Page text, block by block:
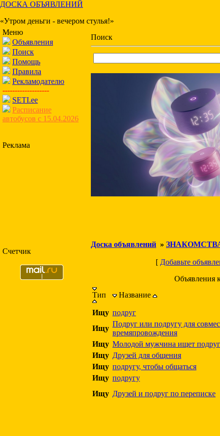
ДОСКА ОБЪЯВЛЕНИЙ
«Утром деньги - вечером стулья!»
Меню
Объявления
Поиск
Помощь
Правила
Рекламодателю
-------------------
SETI.ee
Расписание
автобусов с 15.04.2026
Реклама
Счетчик
Поиск
Доска объявлений »
[ Добавьте
Объявления
Тип
Название
Ищу подруг
Ищу
Подруг или подругу для
времяпровождения
Ищу Молодой мужчина ищет
Ищу Друзей для общения
Ищу подругу, чтобы общаться
Ищу подругу
Ищу Друзей и подруг по переписке